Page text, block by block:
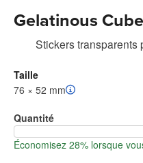
Gelatinous
Stickers transparents
Taille
76 × 52 mm
Quantité
Économisez 28% lorsque